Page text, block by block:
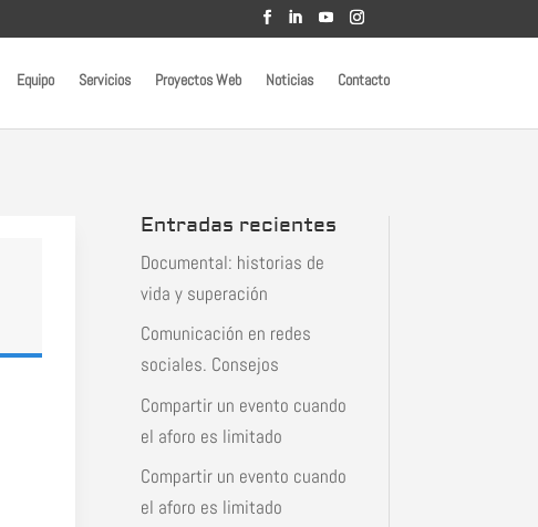
Equipo Servicios Proyectos Web Noticias Contacto
Entradas recientes
Documental: historias de
vida y superación
Comunicación en redes
sociales. Consejos
Compartir un evento cuando
el aforo es limitado
Compartir un evento cuando
el aforo es limitado